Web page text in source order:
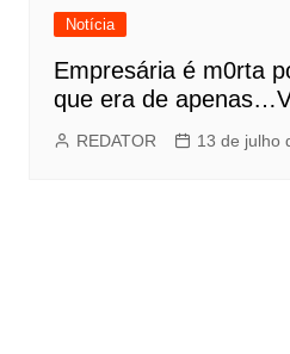
Notícia
Empresária é m0rta
que era de
REDATOR 13 de julho